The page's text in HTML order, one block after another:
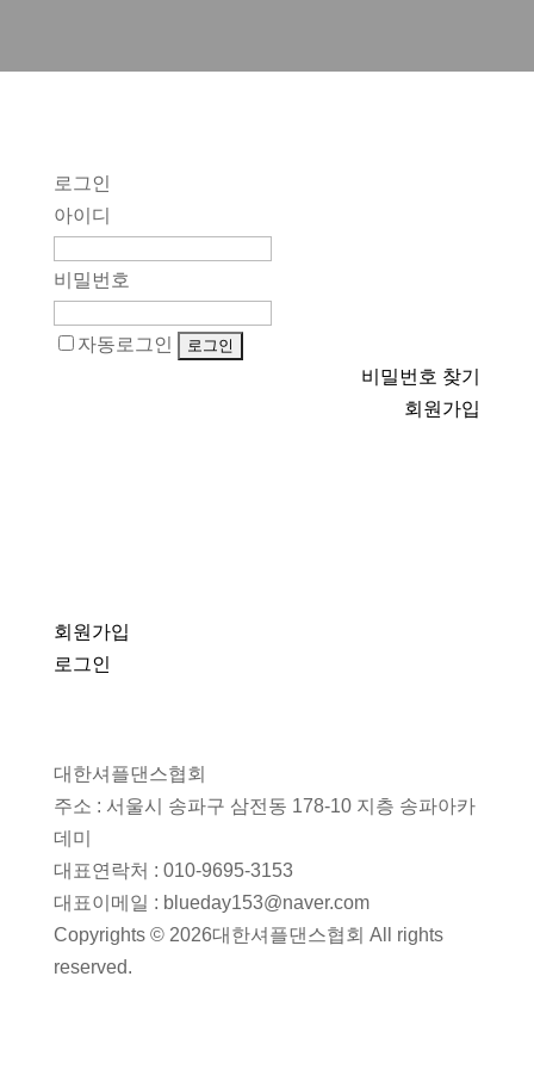
로그인
아이디
비밀번호
자동로그인
비밀번호 찾기
회원가입
회원가입
로그인
대한셔플댄스협회
주소 : 서울시 송파구 삼전동 178-10 지층 송파아카
데미
대표연락처 : 010-9695-3153
대표이메일 : blueday153@naver.com
Copyrights © 2026대한셔플댄스협회 All rights
reserved.